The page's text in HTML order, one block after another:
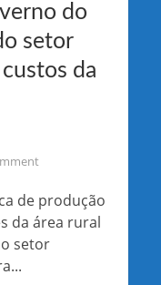
do
setor
da
de produção
da área rural
setor